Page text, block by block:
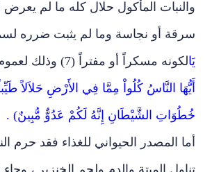
والنبات المأكول حلال كله ما لم
سرقة أو نجاسة وما لم يثبت ضرره
لكونه مسكراً أو مفتراً (7) وذلك لعموم قوله تعالىيَا
أَيُّهَا النَّاسُ كُلُواْ مِمَّا فِي الأَرْضِ حَلاَلاً طَيِّباً
خُطُوَاتِ الشَّيْطَانِ إِنَّهُ لَكُمْ عَدُوٌّ مُّبِينٌ) .
أما المصدر الحيواني للغذاء فقد حرم
تناول الميتة والدم ولحم الخنزير ،